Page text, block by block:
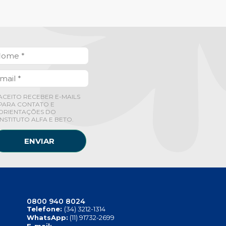
RECEBER E-MAILS
CONTATO E
DO
ALFA E BETO.
ENVIAR
0800 940 8024
Telefone: (34) 3212-1314
WhatsApp: (11) 91732-2699